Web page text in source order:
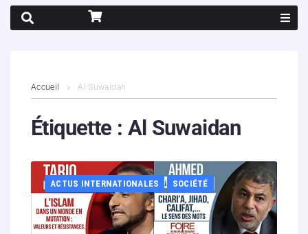
Contenus litigieux
Boutique
Partenaires
Accueil Al Suwaidan
Étiquette : Al Suwaidan
ACTUS INTERNATIONALES SOCIÉTÉ